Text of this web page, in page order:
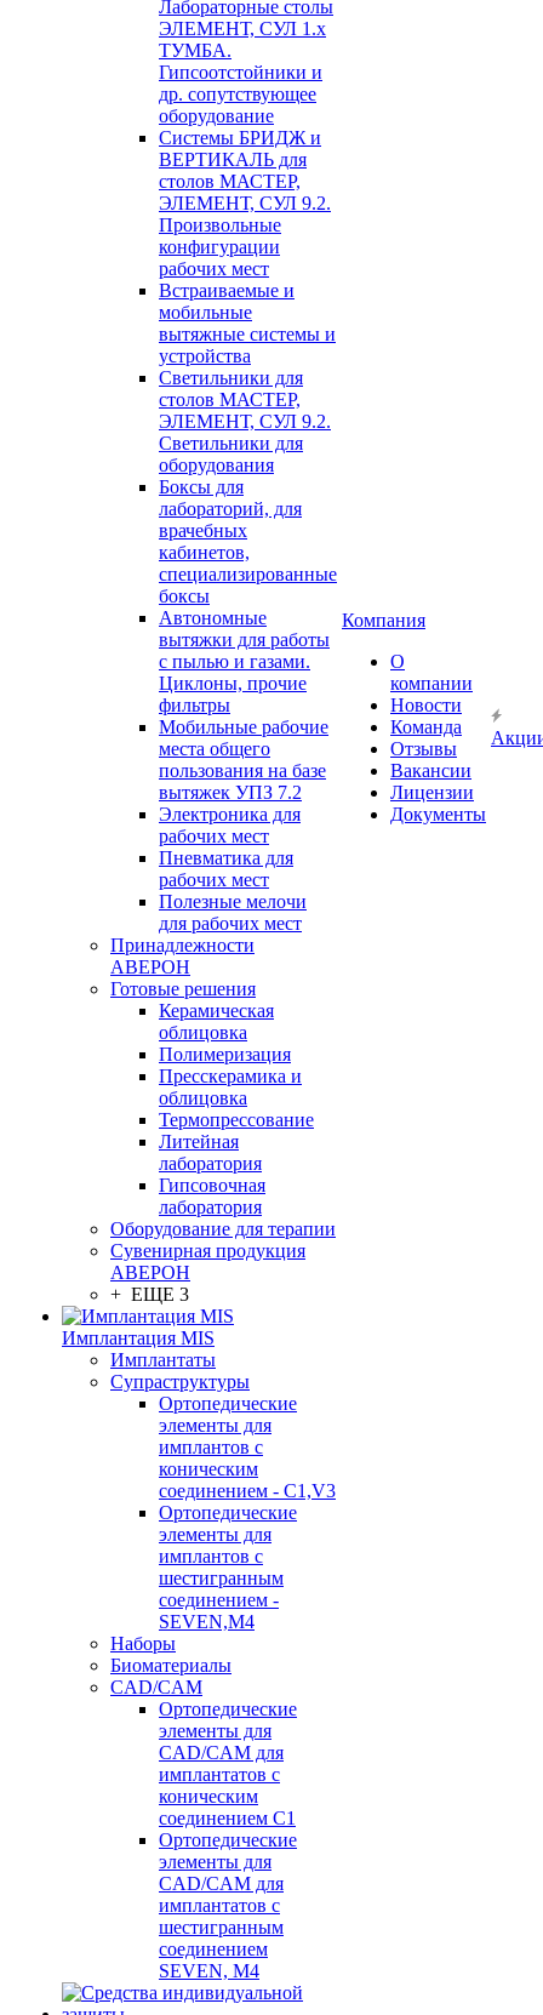
Лабораторные столы
ЭЛЕМЕНТ, СУЛ 1.х
ТУМБА.
Гипсоотстойники и
др. сопутствующее
оборудование
Системы БРИДЖ и
ВЕРТИКАЛЬ для
столов МАСТЕР,
ЭЛЕМЕНТ, СУЛ 9.2.
Произвольные
конфигурации
рабочих мест
Встраиваемые и
мобильные
вытяжные системы и
устройства
Светильники для
столов МАСТЕР,
ЭЛЕМЕНТ, СУЛ 9.2.
Светильники для
оборудования
Боксы для
лабораторий, для
врачебных
кабинетов,
специализированные
боксы
Автономные
вытяжки для работы
с пылью и газами.
Циклоны, прочие
фильтры
Мобильные рабочие
места общего
пользования на базе
вытяжек УПЗ 7.2
Электроника для
рабочих мест
Пневматика для
рабочих мест
Полезные мелочи
для рабочих мест
Принадлежности
АВЕРОН
Готовые решения
Керамическая
облицовка
Полимеризация
Пресскерамика и
облицовка
Термопрессование
Литейная
лаборатория
Гипсовочная
лаборатория
Оборудование для терапии
Сувенирная продукция
АВЕРОН
+ ЕЩЕ 3
Имплантация MIS
Имплантаты
Супраструктуры
Ортопедические
элементы для
имплантов с
коническим
соединением - C1,V3
Ортопедические
элементы для
имплантов с
шестигранным
соединением -
SEVEN,M4
Наборы
Биоматериалы
CAD/CAM
Ортопедические
элементы для
CAD/CAM для
имплантатов с
коническим
соединением С1
Ортопедические
элементы для
CAD/CAM для
имплантатов с
шестигранным
соединением
SEVEN, М4
Компания
О
компании
Новости
Команда
Отзывы
Вакансии
Лицензии
Документы